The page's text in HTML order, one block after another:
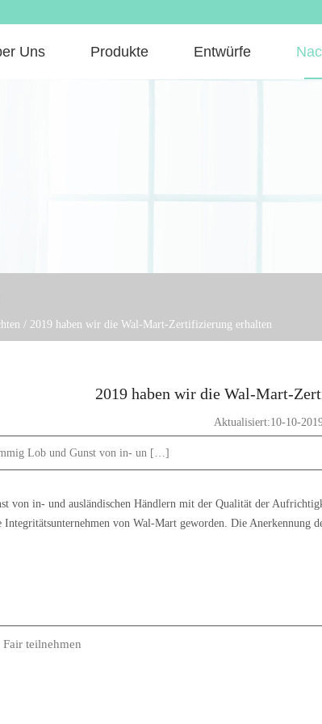
Uns Produkte Entwürfe
/ 2019 haben wir die Wal-Mart-Zertifizierung erhalten
2019 haben wir die Wal-Mart-
Aktualisiert:10-10-
Lob und Gunst von in- un […]
von in- und ausländischen Händlern mit der Qualität der
von Wal-Mart geworden. Die Anerkennung
teilnehmen